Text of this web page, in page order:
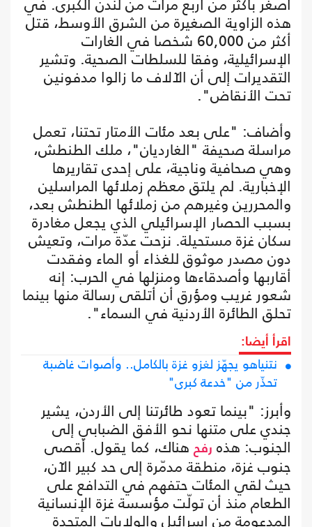
هذه الزاوية الصغيرة من الشرق الأوسط، قتل
أكثر من 60,000 شخصا في الغارات
الإسرائيلية، وفقا للسلطات الصحية. وتشير
التقديرات إلى أن الآلاف ما زالوا مدفونين
تحت الأنقاض".
وأضاف: "على بعد مئات الأمتار تحتنا، تعمل
مراسلة صحيفة "الغارديان"، ملك الطنطش،
وهي صحافية وناجية، على إحدى تقاريرها
الإخبارية. لم يلتق معظم زملائها المراسلين
والمحررين وغيرهم من زملائها الطنطش بعد،
بسبب الحصار الإسرائيلي الذي يجعل مغادرة
سكان غزة مستحيلة. نزحت عدّة مرات، وتعيش
دون مصدر موثوق للغذاء أو الماء وفقدت
أقاربها وأصدقاءها ومنزلها في الحرب: إنه
شعور غريب ومؤرق أن أتلقى رسالة منها بينما
تحلق الطائرة الأردنية في السماء".
اقرأ أيضا:
نتنياهو يجهّز لغزو غزة بالكامل.. وأصوات غاضبة
تحذّر من "خدعة كبرى"
وأبرز: "بينما تعود طائرتنا إلى الأردن، يشير
جندي على متنها نحو الأفق الضبابي إلى
الجنوب: هذه رفح هناك، كما يقول. أقصى
جنوب غزة، منطقة مدمّرة إلى حد كبير الآن،
حيث لقي المئات حتفهم في التدافع على
الطعام منذ أن تولّت مؤسسة غزة الإنسانية
المدعومة من إسرائيل والولايات المتحدة